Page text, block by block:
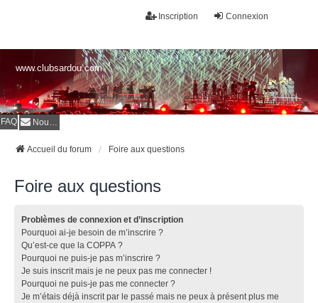
Connexion
Inscription
www.clubsardou.com
FAQ Nous contacter
Accueil du forum Foire aux questions
Foire aux questions
Problèmes de connexion et d’inscription
Pourquoi ai-je besoin de m’inscrire ?
Qu’est-ce que la COPPA ?
Pourquoi ne puis-je pas m’inscrire ?
Je suis inscrit mais je ne peux pas me connecter !
Pourquoi ne puis-je pas me connecter ?
Je m’étais déjà inscrit par le passé mais ne peux à présent plus me